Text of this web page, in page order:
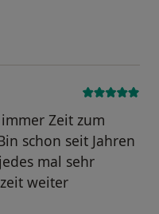
Zeit zum
schon seit Jahren
mal sehr
weiter